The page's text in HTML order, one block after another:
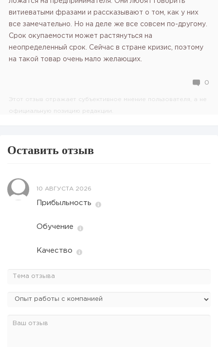
витиеватыми фразами и рассказывают о том, как у них
все замечательно. Но на деле же все совсем по-другому.
Срок окупаемости может растянуться на
неопределенный срок. Сейчас в стране кризис, поэтому
на такой товар очень мало желающих.
0
Этот отзыв отражает субъективное мнение пользователя, а не
официальную позицию редакции.
Оставить отзыв
10 АВГУСТА 2026
Прибыльность
Обучение
Качество